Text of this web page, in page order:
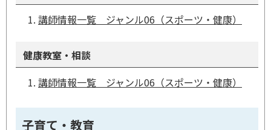
講師情報一覧 ジャンル06（スポーツ・健康）
健康教室・相談
講師情報一覧 ジャンル06（スポーツ・健康）
子育て・教育